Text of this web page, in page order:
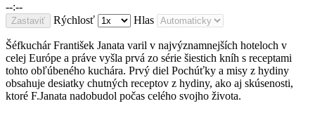
--:--
Zastaviť Rýchlosť Hlas
Šéfkuchár František Janata varil v najvýznamnejších hoteloch v
celej Európe a práve vyšla prvá zo série šiestich kníh s receptami
tohto obľúbeného kuchára. Prvý diel Pochúťky a misy z hydiny
obsahuje desiatky chutných receptov z hydiny, ako aj skúsenosti,
ktoré F.Janata nadobudol počas celého svojho života.